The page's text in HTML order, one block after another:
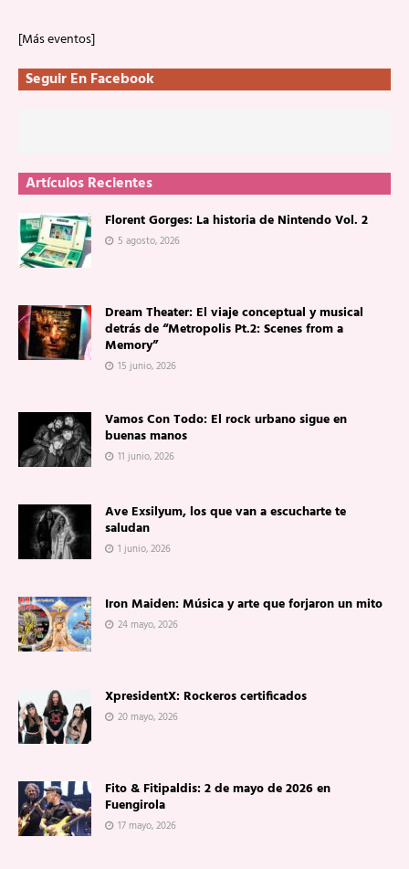
[Más eventos]
Seguir En Facebook
Artículos Recientes
Florent Gorges: La historia de Nintendo Vol. 2
5 agosto, 2026
Dream Theater: El viaje conceptual y musical
detrás de “Metropolis Pt.2: Scenes from a
Memory”
15 junio, 2026
Vamos Con Todo: El rock urbano sigue en
buenas manos
11 junio, 2026
Ave Exsilyum, los que van a escucharte te
saludan
1 junio, 2026
Iron Maiden: Música y arte que forjaron un mito
24 mayo, 2026
XpresidentX: Rockeros certificados
20 mayo, 2026
Fito & Fitipaldis: 2 de mayo de 2026 en
Fuengirola
17 mayo, 2026